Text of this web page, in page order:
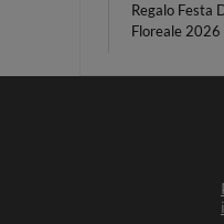
Regalo Festa
Floreale 2026